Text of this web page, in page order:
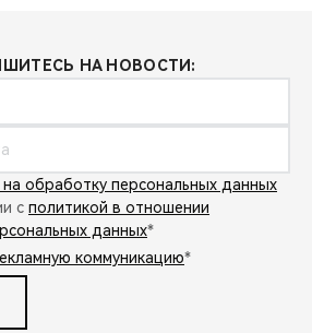
НА НОВОСТИ:
на обработку персональных данных
с политикой в отношении
данных*
коммуникацию*